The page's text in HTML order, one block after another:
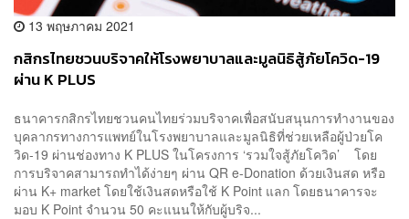
13 พฤษภาคม 2021
กสิกรไทยชวนบริจาคให้โรงพยาบาลและมูลนิธิสู้ภัยโควิด-19
ผ่าน K PLUS
ธนาคารกสิกรไทยชวนคนไทยร่วมบริจาคเพื่อสนับสนุนการทำงานของ
บุคลากรทางการแพทย์ในโรงพยาบาลและมูลนิธิที่ช่วยเหลือผู้ป่วยโค
วิด-19 ผ่านช่องทาง K PLUS ในโครงการ ‘รวมใจสู้ภัยโควิด’ โดย
การบริจาคสามารถทำได้ง่ายๆ ผ่าน QR e-Donation ด้วยเงินสด หรือ
ผ่าน K+ market โดยใช้เงินสดหรือใช้ K Point แลก โดยธนาคารจะ
มอบ K Point จำนวน 50 คะแนนให้กับผู้บริจ...